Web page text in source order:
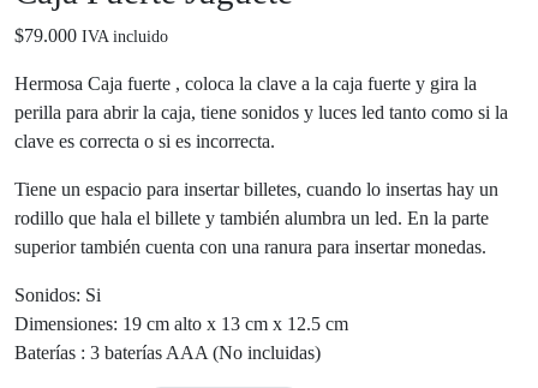
$79.000 IVA incluido
Hermosa Caja fuerte , coloca la clave a la caja fuerte y gira la
perilla para abrir la caja, tiene sonidos y luces led tanto como si la
clave es correcta o si es incorrecta.
Tiene un espacio para insertar billetes, cuando lo insertas hay un
rodillo que hala el billete y también alumbra un led. En la parte
superior también cuenta con una ranura para insertar monedas.
Sonidos: Si
Dimensiones: 19 cm alto x 13 cm x 12.5 cm
Baterías : 3 baterías AAA (No incluidas)